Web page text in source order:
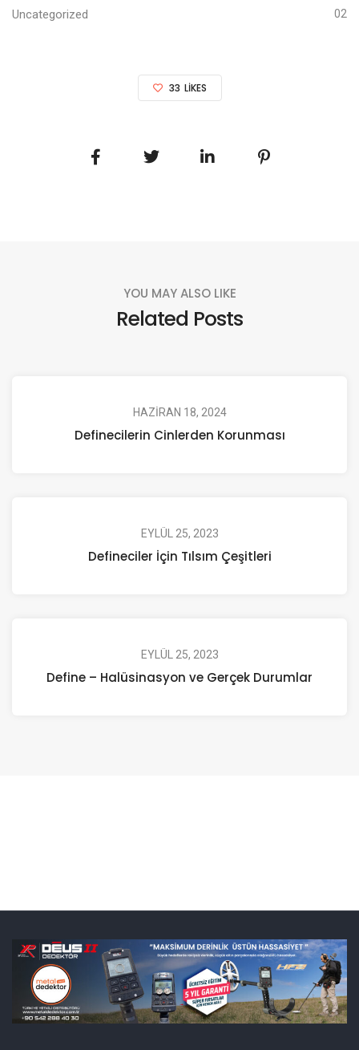
Uncategorized 02
33 LIKES
YOU MAY ALSO LIKE
Related Posts
HAZIRAN 18, 2024
Definecilerin Cinlerden Korunması
EYLÜL 25, 2023
Defineciler İçin Tılsım Çeşitleri
EYLÜL 25, 2023
Define – Halüsinasyon ve Gerçek Durumlar